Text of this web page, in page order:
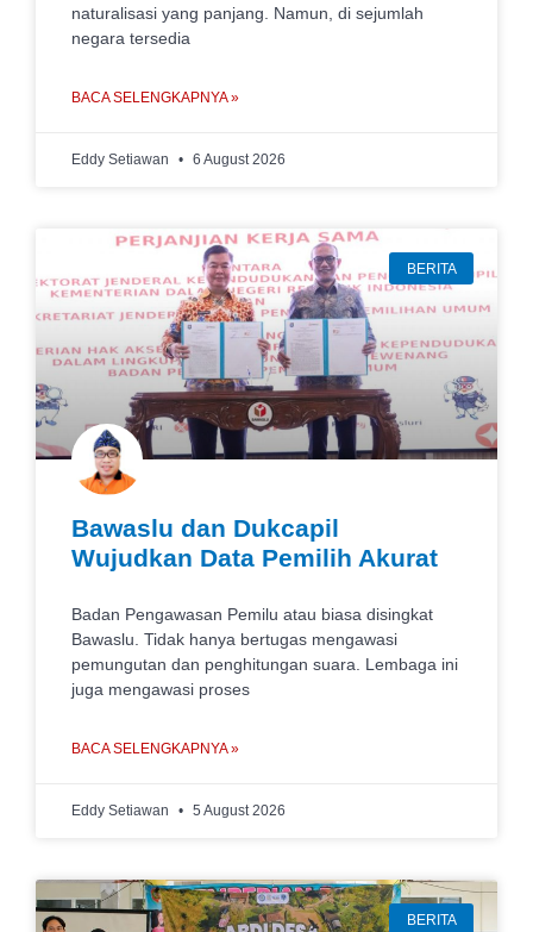
naturalisasi yang panjang. Namun, di sejumlah
negara tersedia
BACA SELENGKAPNYA »
Eddy Setiawan 6 August 2026
BERITA
Bawaslu dan Dukcapil
Wujudkan Data Pemilih Akurat
Badan Pengawasan Pemilu atau biasa disingkat
Bawaslu. Tidak hanya bertugas mengawasi
pemungutan dan penghitungan suara. Lembaga ini
juga mengawasi proses
BACA SELENGKAPNYA »
Eddy Setiawan 5 August 2026
BERITA